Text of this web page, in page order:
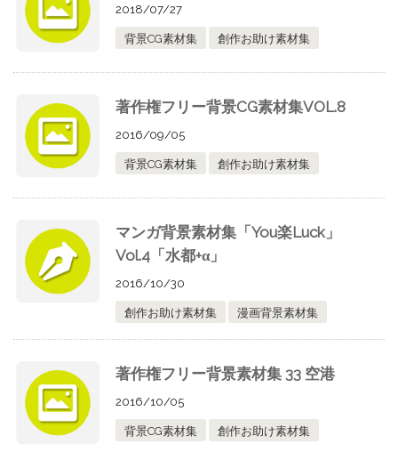
2018/07/27
背景CG素材集 創作お助け素材集
著作権フリー背景CG素材集VOL.8
2016/09/05
背景CG素材集 創作お助け素材集
マンガ背景素材集「You楽Luck」
Vol.4「水都+α」
2016/10/30
創作お助け素材集 漫画背景素材集
著作権フリー背景素材集 33 空港
2016/10/05
背景CG素材集 創作お助け素材集